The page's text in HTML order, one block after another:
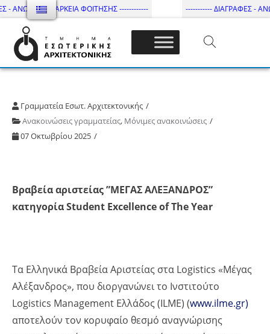
ΑΝΩΤΑΤΗ ΔΙΑΡΚΕΙΑ ΦΟΙΤΗΣΗΣ ------------ ----------- ΔΙΑΓΡΑΦΕΣ -
Τμήμα Εσωτ. Αρχιτεκτονικής – ΔΙ.ΠΑ.Ε
Γραμματεία Εσωτ. Αρχιτεκτονικής
Ανακοινώσεις γραμματείας, Μόνιμες ανακοινώσεις
07 Οκτωβρίου 2025
Βραβεία αριστείας ”ΜΕΓΑΣ ΑΛΕΞΑΝΔΡΟΣ”
κατηγορία Student Excellence of The Year
Τα Ελληνικά Βραβεία Αριστείας στα Logistics «Μέγας
Αλέξανδρος», που διοργανώνει το Ινστιτούτο
Logistics Management Ελλάδος (ILME) (www.ilme.gr)
αποτελούν τον κορυφαίο θεσμό αναγνώρισης